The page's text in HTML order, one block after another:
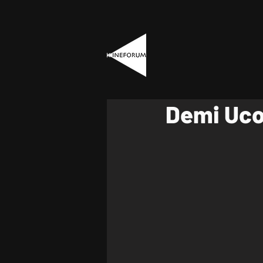
Demi